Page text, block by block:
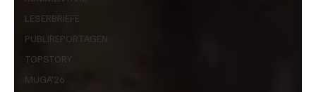
LESERBRIEFE
PUBLIREPORTAGEN
TOPSTORY
MUGA'26